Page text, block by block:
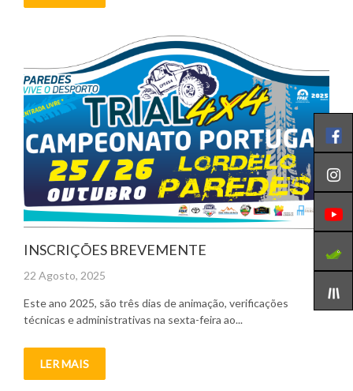
INSCRIÇÕES BREVEMENTE
Posted
22 Agosto, 2025
Este ano 2025, são três dias de animação, verificações
técnicas e administrativas na sexta-feira ao...
LER MAIS